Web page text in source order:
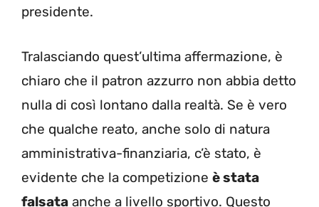
presidente.
Tralasciando quest’ultima affermazione, è
chiaro che il patron azzurro non abbia detto
nulla di così lontano dalla realtà. Se è vero
che qualche reato, anche solo di natura
amministrativa-finanziaria, c’è stato, è
evidente che la competizione è stata
falsata anche a livello sportivo. Questo